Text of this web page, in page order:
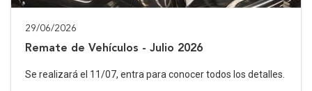
29/06/2026
Remate de Vehículos - Julio 2026
Se realizará el 11/07, entra para conocer todos los detalles.